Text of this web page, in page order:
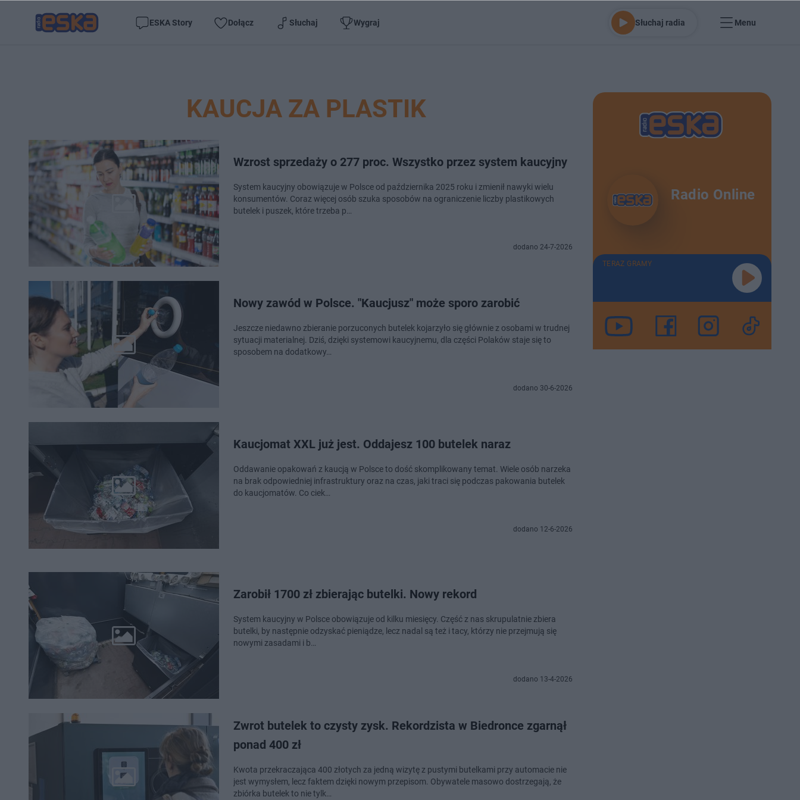
ESKA Story Dołącz Słuchaj Wygraj Słuchaj radia Menu
KAUCJA ZA PLASTIK
Wzrost sprzedaży o 277 proc. Wszystko przez system kaucyjny
System kaucyjny obowiązuje w Polsce od października 2025 roku i zmienił nawyki wielu
konsumentów. Coraz więcej osób szuka sposobów na ograniczenie liczby plastikowych
butelek i puszek, które trzeba p…
dodano 24-7-2026
Nowy zawód w Polsce. "Kaucjusz" może sporo zarobić
Jeszcze niedawno zbieranie porzuconych butelek kojarzyło się głównie z osobami w trudnej
sytuacji materialnej. Dziś, dzięki systemowi kaucyjnemu, dla części Polaków staje się to
sposobem na dodatkowy…
dodano 30-6-2026
Kaucjomat XXL już jest. Oddajesz 100 butelek naraz
Oddawanie opakowań z kaucją w Polsce to dość skomplikowany temat. Wiele osób narzeka
na brak odpowiedniej infrastruktury oraz na czas, jaki traci się podczas pakowania butelek
do kaucjomatów. Co ciek…
dodano 12-6-2026
Zarobił 1700 zł zbierając butelki. Nowy rekord
System kaucyjny w Polsce obowiązuje od kilku miesięcy. Część z nas skrupulatnie zbiera
butelki, by następnie odzyskać pieniądze, lecz nadal są też i tacy, którzy nie przejmują się
nowymi zasadami i b…
dodano 13-4-2026
Zwrot butelek to czysty zysk. Rekordzista w Biedronce zgarnął
ponad 400 zł
Kwota przekraczająca 400 złotych za jedną wizytę z pustymi butelkami przy automacie nie
jest wymysłem, lecz faktem dzięki nowym przepisom. Obywatele masowo dostrzegają, że
zbiórka butelek to nie tylk…
Radio Online
TERAZ GRAMY